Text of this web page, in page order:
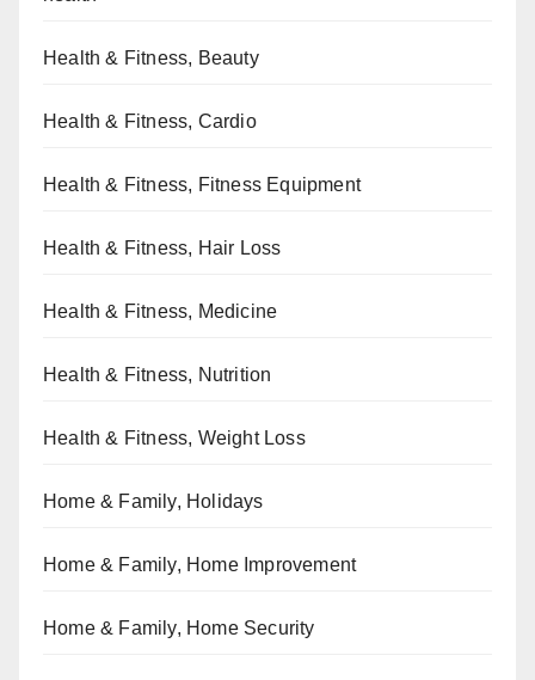
Health & Fitness, Beauty
Health & Fitness, Cardio
Health & Fitness, Fitness Equipment
Health & Fitness, Hair Loss
Health & Fitness, Medicine
Health & Fitness, Nutrition
Health & Fitness, Weight Loss
Home & Family, Holidays
Home & Family, Home Improvement
Home & Family, Home Security